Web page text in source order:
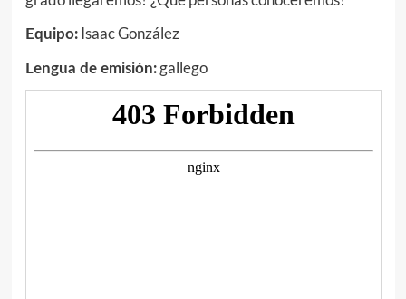
Equipo:Isaac González
Lengua de emisión:gallego